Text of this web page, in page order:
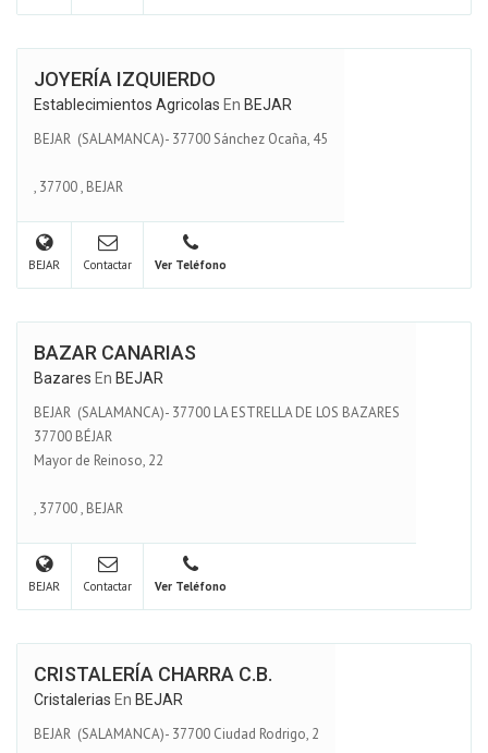
JOYERÍA IZQUIERDO
Establecimientos Agricolas En BEJAR
BEJAR (SALAMANCA)- 37700 Sánchez Ocaña, 45
, 37700, BEJAR
BEJAR Contactar Ver Teléfono
BAZAR CANARIAS
Bazares En BEJAR
BEJAR (SALAMANCA)- 37700 LA ESTRELLA DE LOS BAZARES
37700 BÉJAR
Mayor de Reinoso, 22
, 37700, BEJAR
BEJAR Contactar Ver Teléfono
CRISTALERÍA CHARRA C.B.
Cristalerias En BEJAR
BEJAR (SALAMANCA)- 37700 Ciudad Rodrigo, 2